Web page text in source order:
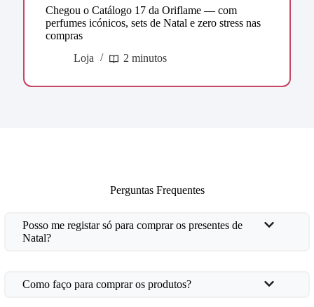
Chegou o Catálogo 17 da Oriflame — com
perfumes icónicos, sets de Natal e zero stress nas
compras
Loja
2 minutos
Perguntas Frequentes
Posso me registar só para comprar os presentes de
Natal?
Como faço para comprar os produtos?